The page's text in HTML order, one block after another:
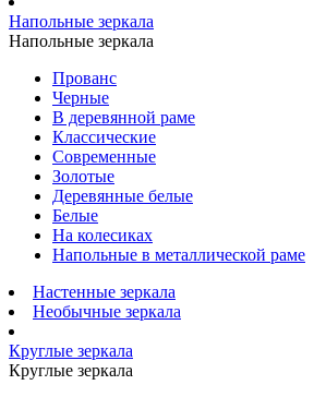
Напольные зеркала
Напольные зеркала
Прованс
Черные
В деревянной раме
Классические
Современные
Золотые
Деревянные белые
Белые
На колесиках
Напольные в металлической раме
Настенные зеркала
Необычные зеркала
Круглые зеркала
Круглые зеркала